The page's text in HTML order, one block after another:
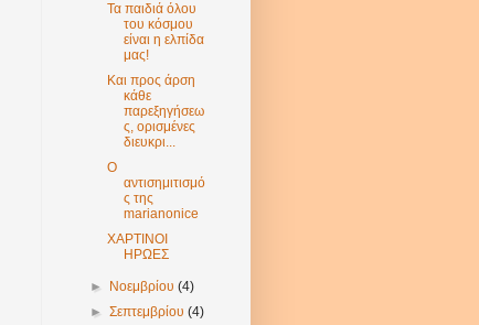
Τα παιδιά όλου
του κόσμου
είναι η ελπίδα
μας!
Και προς άρση
κάθε
παρεξηγήσεω
ς, ορισμένες
διευκρι...
Ο
αντισημιτισμό
ς της
marianonice
ΧΑΡΤΙΝΟΙ
ΗΡΩΕΣ
► Νοεμβρίου(4)
►Σεπτεμβρίου(4)